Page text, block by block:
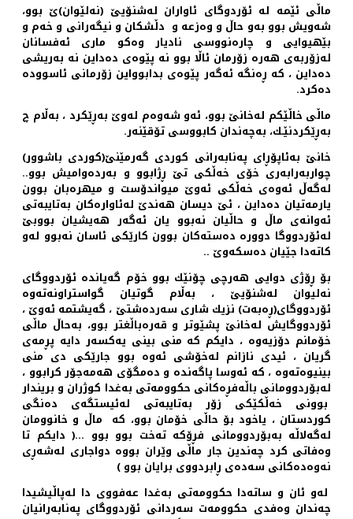
ماڵی ئێمه‌ له ئۆردوگای ئاواران له‌شنۆیێ (نه‌لێوان)ێ بوو،
شه‌ویش بوو به‌و حاڵ و وه‌زعه و دڵشكان‌ و نیگه‌رانی و خه‌م و
بێهیوایی و چاره‌نووسی نادیار وه‌كو ماری ئه‌فسانان
له‌زۆربه‌ی هه‌ره‌ زۆرمان ئاڵا بوو نه‌ پێوه‌ی ده‌داین نه‌ به‌ریشی
ده‌داین ، كه‌ ڕه‌نگه‌ ئه‌گه‌ر پێوه‌ی بدابوواین زۆرمانی ئاسووده‌
ده‌كرد.
ماڵی خاڵێكم له‌خانێ بوو، ئه‌و شه‌وه‌م له‌وێ به‌ڕێكرد ، به‌ڵام چ
به‌ڕێكردنێـك، به‌چه‌ندان كابووسی تۆقێنه‌ر.
خانێ به‌ئاپۆڕای په‌نابه‌رانی كوردی گه‌رمێنێ(كوردی باشوور)
چواربه‌رابه‌ری خۆی خه‌ڵكی تێ ڕژابوو و به‌رده‌وامیش بوو..
له‌گه‌ڵ ئه‌وه‌ی خه‌ڵكی ئه‌وێ میواندۆست و میهره‌بان بوون
یارمه‌تیان ده‌داین ، ئێ دیسان هه‌ندێ له‌ئاواره‌كان به‌تایبه‌تی
ئه‌وانه‌ی ماڵ و حاڵیان نه‌بوو یان ئه‌گه‌ر هه‌یشیان بووبێ
له‌ئۆردووگا دووره‌ ده‌سته‌كان بوون كارێكی ئاسان نه‌بوو له‌و
كاته‌دا جێیان ده‌سكه‌وێ ..
بۆ ڕۆژی دوایی هه‌رچی چۆنێك بوو خۆم گه‌یانده‌ ئۆردووگای
نه‌لیوان له‌شنۆیێ ، به‌ڵام گوتیان گواستراونه‌ته‌وه‌
ئۆردووگای(ڕه‌به‌ت) نزیك شاری سه‌رده‌شتێ ، گه‌یشتمه‌ ئه‌وێ ،
ئۆردووگایش له‌خانێ پشێوتر و قه‌ره‌باڵغتر بوو، به‌حاڵ ماڵی
خۆمانم دۆزیه‌وه ‌، دایكم كه‌ منی بینی یه‌كسه‌ر دایه‌ پڕمه‌ی
گریان ، ئیدی نازانم له‌خۆشی ئه‌وه‌ بوو جارێكی دی منی
بینیوه‌ته‌وه ‌، كه‌ ئه‌وسا پاگه‌نده‌ و ده‌مگۆی هه‌مه‌جۆر كرابوو ،
له‌بۆردوومانی باڵه‌فڕه‌كانی حكوومه‌تی به‌غدا كوژران و بریندار
بوونی خه‌ڵكێكی زۆر به‌تایبه‌تی له‌ئیستگه‌ی ده‌نگی
كوردستان ، یاخود بۆ حاڵی خۆمان بوو، كه‌ ماڵ و خانوومان
له‌گه‌لاڵه‌ به‌بۆردوومانی فڕۆكه‌ ته‌خت بوو بوو ...( دایكم تا
وه‌فاتی كرد چه‌ندین جار ماڵی وێران بووه‌ دواجاری له‌شه‌ڕی
نه‌وه‌ده‌كانی سه‌ده‌ی ڕابردووی برایان بوو )
له‌و ئان و ساته‌دا حكوومه‌تی به‌غدا عه‌فووی دا له‌پاڵیشیدا
چه‌ندان وه‌فدی حكوومه‌ت سه‌ردانی ئۆردووگای په‌نابه‌رانیان